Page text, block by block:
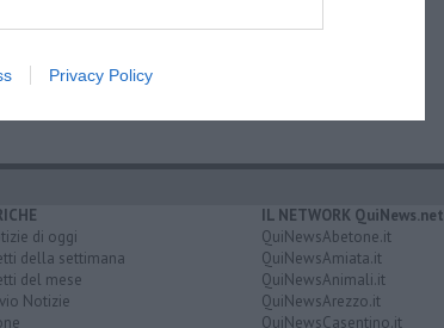
Privacy Policy
di oggi
della settimana
del mese
Notizie
IL NETWORK QuiNews.net
QuiNewsAbetone.it
QuiNewsAmiata.it
QuiNewsAnimali.it
QuiNewsArezzo.it
QuiNewsCasentino.it